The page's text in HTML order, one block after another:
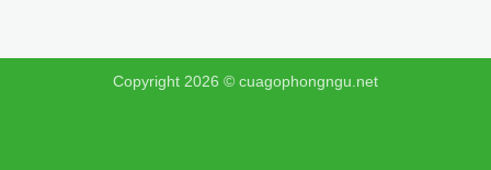
Copyright 2026 © cuagophongngu.net